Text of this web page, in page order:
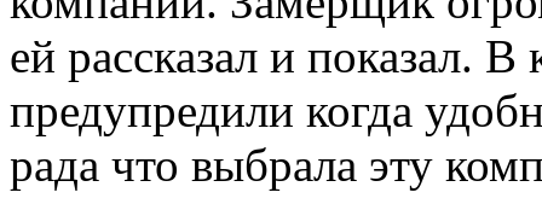
ей рассказал и показал. В
предупредили когда
рада что выбрала эту